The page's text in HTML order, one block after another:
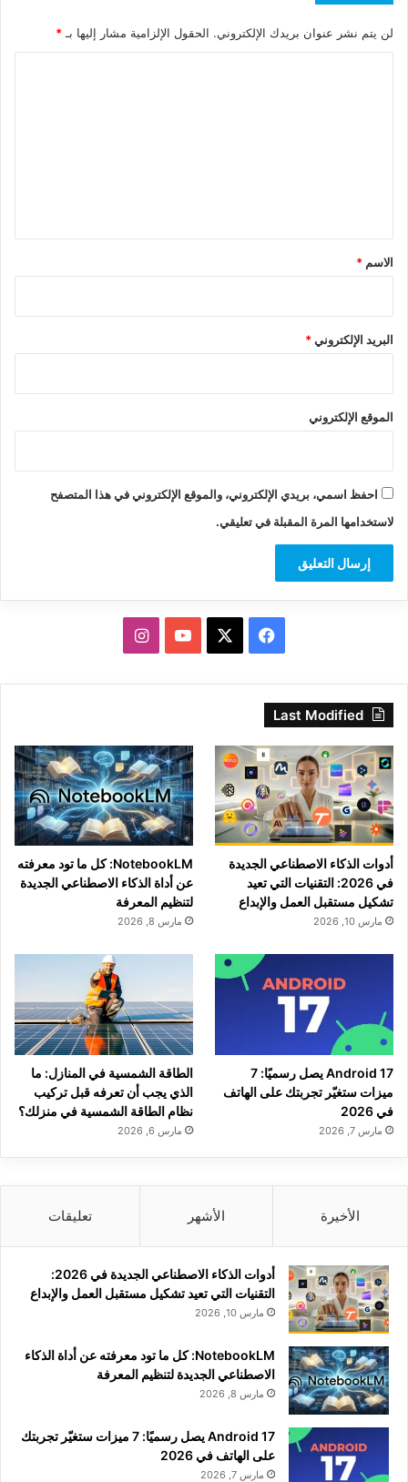
لن يتم نشر عنوان بريدك الإلكتروني. الحقول الإلزامية مشار إليها بـ *
*
الاسم *
البريد الإلكتروني*
الموقع الإلكتروني
احفظ اسمي، بريدي الإلكتروني، والموقع الإلكتروني في هذا المتصفح
لاستخدامها المرة المقبلة في تعليقي.
فيسبوك ‫YouTubeانستقرام
Last Modified
أدوات الذكاء الاصطناعي الجديدة
في 2026: التقنيات التي تعيد
تشكيل مستقبل العمل والإبداع
مارس 10, 2026
NotebookLM: كل ما تود معرفته
عن أداة الذكاء الاصطناعي الجديدة
لتنظيم المعرفة
مارس 8, 2026
Android 17 يصل رسميًا: 7
ميزات ستغيّر تجربتك على الهاتف
في 2026
مارس 7, 2026
الطاقة الشمسية في المنازل: ما
الذي يجب أن تعرفه قبل تركيب
نظام الطاقة الشمسية في منزلك؟
مارس 6, 2026
الأخيرة الأشهر تعليقات
أدوات الذكاء الاصطناعي الجديدة في 2026:
التقنيات التي تعيد تشكيل مستقبل العمل والإبداع
مارس 10, 2026
NotebookLM: كل ما تود معرفته عن أداة الذكاء
الاصطناعي الجديدة لتنظيم المعرفة
مارس 8, 2026
Android 17 يصل رسميًا: 7 ميزات ستغيّر تجربتك
على الهاتف في 2026
مارس 7, 2026